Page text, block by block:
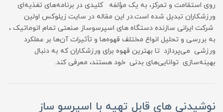
روی استقامت و تمرکز، به یک مؤلفه کلیدی در برنامه‌های تغذیه‌ای
ورزشکاران تبدیل شده است.در این مقاله در سایت زیلوکس اولین
شرکت ایرانی سازنده دستگاه های اسپرسوساز صنعتی تمام اتوماتیک ،
به بررسی و تحلیل انواع مختلف قهوه‌ها و تأثیرات آن‌ها بر عملکرد
ورزشی می‌پردازد تا بهترین قهوه برای ورزشکاران که به دنبال
بهینه‌سازی توانایی‌های بدنی خود هستند، معرفی کند.
نوشیدنی های قابل تهیه با اسپرسو ساز